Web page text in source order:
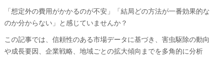
「想定外の費用がかかるのが不安」「結局どの方法が一番効果的な
のか分からない」と感じていませんか？
この記事では、信頼性のある市場データに基づき、害虫駆除の動向
や成長要因、企業戦略、地域ごとの拡大傾向までを多角的に分析